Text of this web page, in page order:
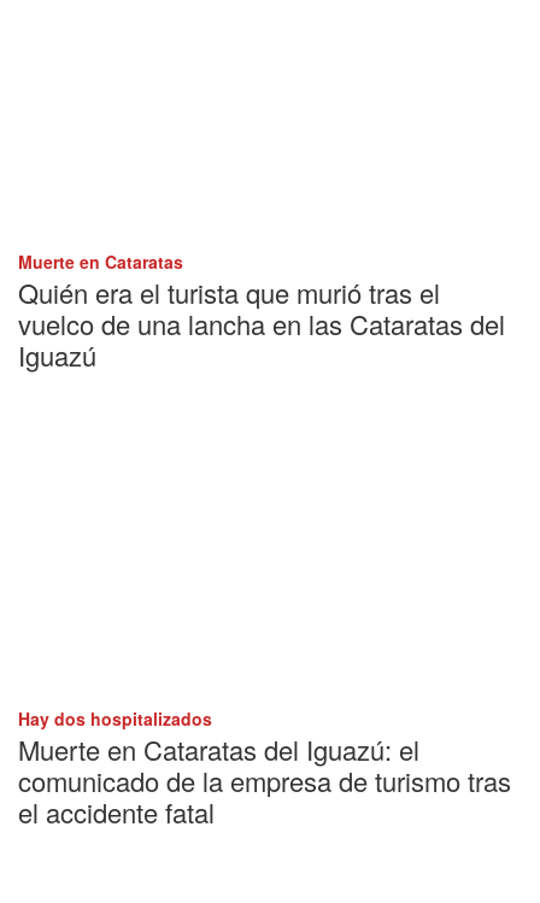
Muerte en Cataratas
Quién era el turista que murió tras el
vuelco de una lancha en las Cataratas del
Iguazú
Hay dos hospitalizados
Muerte en Cataratas del Iguazú: el
comunicado de la empresa de turismo tras
el accidente fatal